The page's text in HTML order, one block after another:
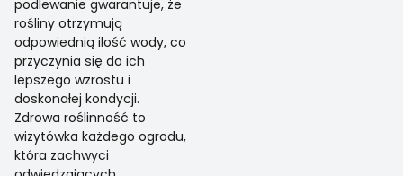
podlewanie gwarantuje, że
rośliny otrzymują
odpowiednią ilość wody, co
przyczynia się do ich
lepszego wzrostu i
doskonałej kondycji.
Zdrowa roślinność to
wizytówka każdego ogrodu,
która zachwyci